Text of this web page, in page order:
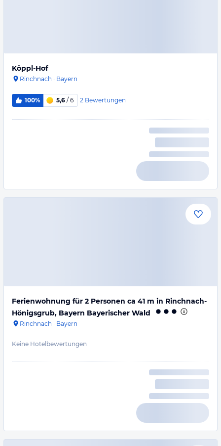
Köppl-Hof
Rinchnach · Bayern
100% 5,6 / 6 2 Bewertungen
Ferienwohnung für 2 Personen ca 41 m in Rinchnach-
Hönigsgrub, Bayern Bayerischer Wald
Rinchnach · Bayern
Keine Hotelbewertungen